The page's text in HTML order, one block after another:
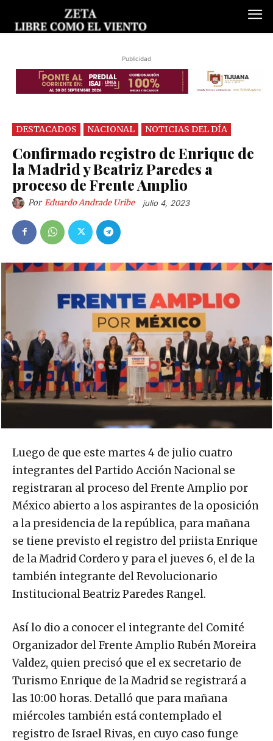
Publicidad
DESTACADOS NACIONAL NOTICIAS DEL DÍA
Confirmado registro de Enrique de
la Madrid y Beatriz Paredes a
proceso de Frente Amplio
Por Eduardo Andrade Uribe julio 4, 2023
Luego de que este martes 4 de julio cuatro
integrantes del Partido Acción Nacional se
registraran al proceso del Frente Amplio por
México abierto a los aspirantes de la oposición
a la presidencia de la república, para mañana
se tiene previsto el registro del priista Enrique
de la Madrid Cordero y para el jueves 6, el de la
también integrante del Revolucionario
Institucional Beatriz Paredes Rangel.
Así lo dio a conocer el integrante del Comité
Organizador del Frente Amplio Rubén Moreira
Valdez, quien precisó que el ex secretario de
Turismo Enrique de la Madrid se registrará a
las 10:00 horas. Detalló que para mañana
miércoles también está contemplado el
registro de Israel Rivas, en cuyo caso funge